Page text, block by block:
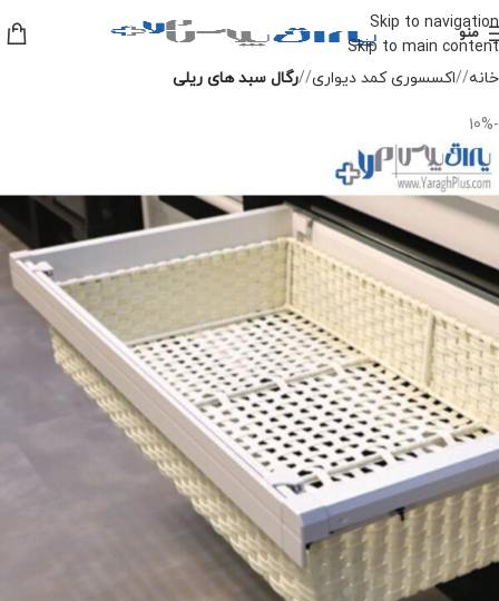
Skip to navigation
Skip to main content
منو
خانه/ اکسسوری کمد دیواری/ رگال سبد های ریلی
-10%